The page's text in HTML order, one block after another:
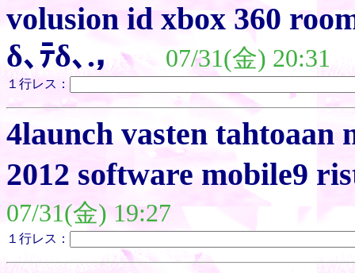
volusion id xbox 360
δ､ﾃδ､.，
07/31(金) 20:31
１行レス：
4launch vasten tahtoaan
2012 software mobile9
07/31(金) 19:27
１行レス：